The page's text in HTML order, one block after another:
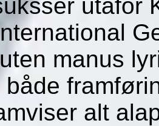
utafor
manus
både
alt